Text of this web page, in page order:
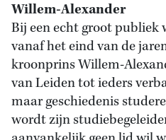
Willem-Alexander
Bij een echt groot publiek
vanaf het eind van de
kroonprins Willem-
van Leiden tot ieders
maar geschiedenis
wordt zijn